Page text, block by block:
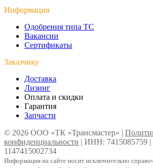
Информация
Одобрения типа ТС
Вакансии
Сертификаты
Заказчику
Доставка
Лизинг
Оплата и скидки
Гарантия
Запчасти
© 2026 ООО «ТК «Трансмастер» |
конфиденциальности | ИНН: 7415085759
1147415002734
Информация на сайте носит исключительно